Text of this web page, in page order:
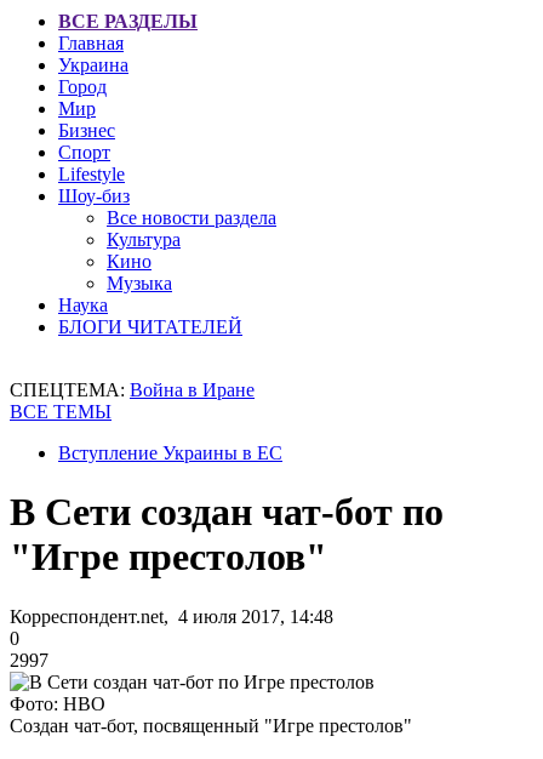
ВСЕ РАЗДЕЛЫ
Главная
Украина
Город
Мир
Бизнес
Спорт
Lifestyle
Шоу-биз
Все новости раздела
Культура
Кино
Музыка
Наука
БЛОГИ ЧИТАТЕЛЕЙ
СПЕЦТЕМА: Война в Иране
ВСЕ ТЕМЫ
Вступление Украины в ЕС
В Сети создан чат-бот по
"Игре престолов"
Корреспондент.net, 4 июля 2017, 14:48
0
2997
Фото: HBO
Создан чат-бот, посвященный "Игре престолов"